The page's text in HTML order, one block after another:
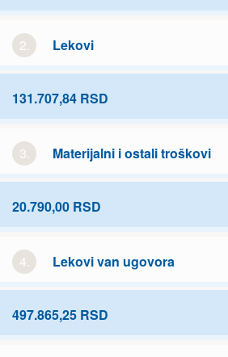
2. Lekovi
131.707,84 RSD
3. Materijalni i ostali troškovi
20.790,00 RSD
4. Lekovi van ugovora
497.865,25 RSD